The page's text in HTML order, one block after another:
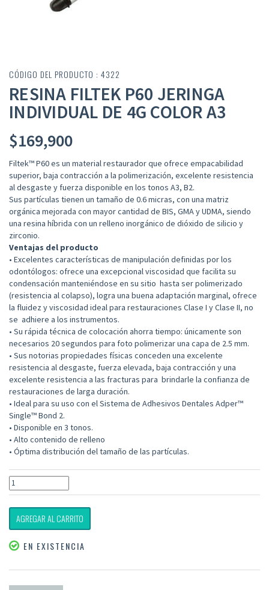
CÓDIGO DEL PRODUCTO : 4322
RESINA FILTEK P60 JERINGA
INDIVIDUAL DE 4G COLOR A3
$169,900
Filtek™ P60 es un material restaurador que ofrece empacabilidad
superior, baja contracción a la polimerización, excelente resistencia
al desgaste y fuerza disponible en los tonos A3, B2.
Sus partículas tienen un tamaño de 0.6 micras, con una matriz
orgánica mejorada con mayor cantidad de BIS, GMA y UDMA, siendo
una resina híbrida con un relleno inorgánico de dióxido de silicio y
zirconio.
Ventajas del producto
• Excelentes características de manipulación definidas por los
odontólogos: ofrece una excepcional viscosidad que facilita su
condensación manteniéndose en su sitio hasta ser polimerizado
(resistencia al colapso), logra una buena adaptación marginal, ofrece
la fluidez y viscosidad ideal para restauraciones Clase I y Clase II, no
se adhiere a los instrumentos.
• Su rápida técnica de colocación ahorra tiempo: únicamente son
necesarios 20 segundos para foto polimerizar una capa de 2.5 mm.
• Sus notorias propiedades físicas conceden una excelente
resistencia al desgaste, fuerza elevada, baja contracción y una
excelente resistencia a las fracturas para brindarle la confianza de
restauraciones de larga duración.
• Ideal para su uso con el Sistema de Adhesivos Dentales Adper™
Single™ Bond 2.
• Disponible en 3 tonos.
• Alto contenido de relleno
• Óptima distribución del tamaño de las partículas.
AGREGAR AL CARRITO
EN EXISTENCIA